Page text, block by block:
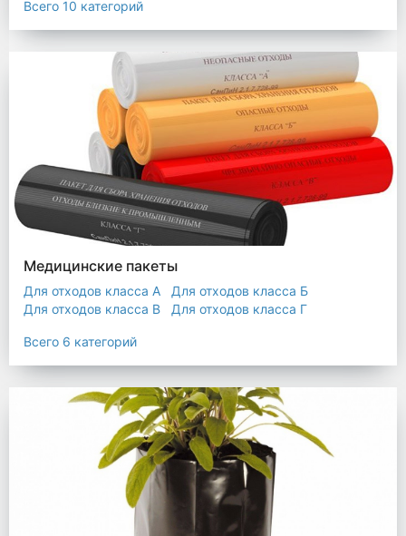
Прозрачные мешки
Мешки строительные
Мешок для листьев
Всего 10 категорий
Медицинские пакеты
Для отходов класса А
Для отходов класса Б
Для отходов класса В
Для отходов класса Г
Пакеты термостойкие для утилизатора
Всего 6 категорий